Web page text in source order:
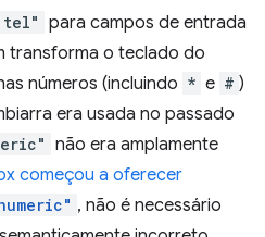
para campos de entrada
transforma o teclado do
números (incluindo * e # )
era usada no passado
não era amplamente
começou a oferecer
, não é necessário